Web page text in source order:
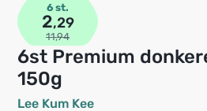
6st Premium donkere sojasaus
150g
Lee Kum Kee
6 st.
2,29
11,94